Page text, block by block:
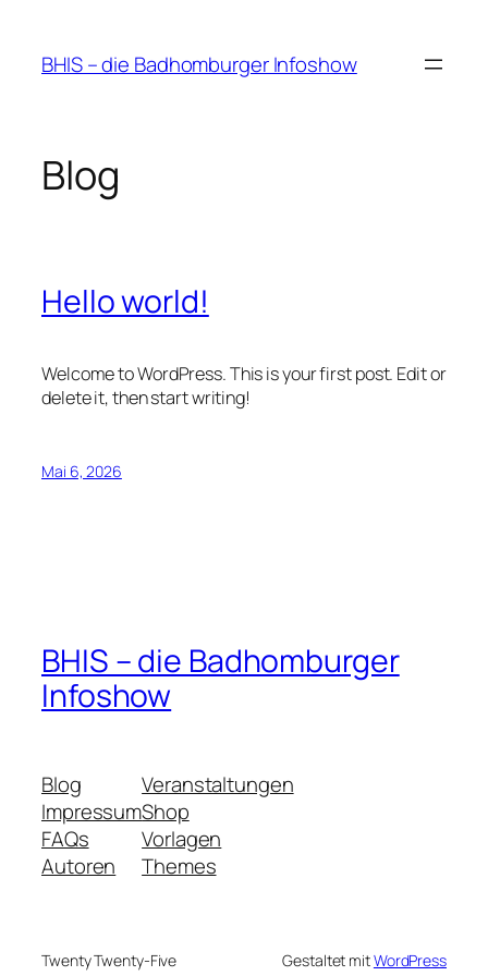
springen
BHIS – die Badhomburger Infoshow
Blog
Hello world!
Welcome to WordPress. This is your first post. Edit or
delete it, then start writing!
Mai 6, 2026
BHIS – die Badhomburger
Infoshow
Blog
Impressum
FAQs
Autoren
Veranstaltungen
Shop
Vorlagen
Themes
Twenty Twenty-Five Gestaltet mitWordPress